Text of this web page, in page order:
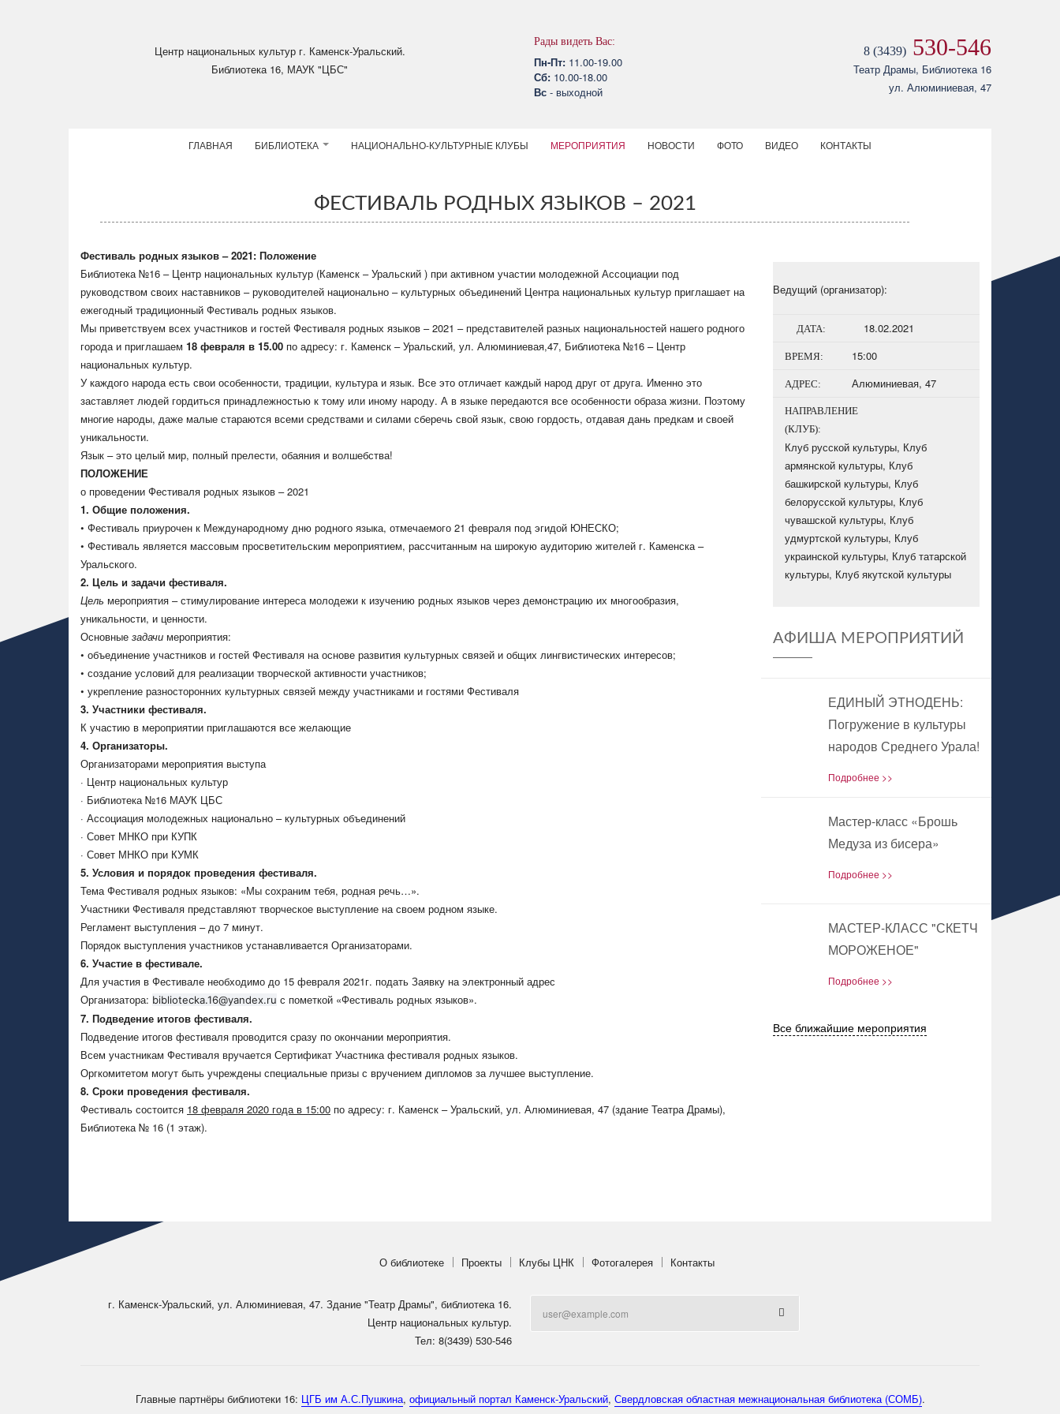
Центр национальных культург. Каменск-Уральский.
Библиотека 16, МАУК "ЦБС"
Рады видеть Вас:
Пн-Пт: 11.00-19.00
Сб: 10.00-18.00
Вс - выходной
8 (3439) 530-546
Театр Драмы, Библиотека 16
ул. Алюминиевая, 47
ГЛАВНАЯ БИБЛИОТЕКА НАЦИОНАЛЬНО-КУЛЬТУРНЫЕ КЛУБЫ МЕРОПРИЯТИЯ НОВОСТИ ФОТО ВИДЕО КОНТАКТЫ
ФЕСТИВАЛЬ РОДНЫХ ЯЗЫКОВ – 2021
Фестиваль родных языков – 2021: Положение
Библиотека №16 – Центр национальных культур (Каменск – Уральский ) при активном участии молодежной Ассоциации под
руководством своих наставников – руководителей национально – культурных объединений Центра национальных культур приглашает на
ежегодный традиционный Фестиваль родных языков.
Мы приветствуем всех участников и гостей Фестиваля родных языков – 2021 – представителей разных национальностей нашего родного
города и приглашаем 18 февраля в 15.00 по адресу: г. Каменск – Уральский, ул. Алюминиевая,47, Библиотека №16 – Центр
национальных культур.
У каждого народа есть свои особенности, традиции, культура и язык. Все это отличает каждый народ друг от друга. Именно это
заставляет людей гордиться принадлежностью к тому или иному народу. А в языке передаются все особенности образа жизни. Поэтому
многие народы, даже малые стараются всеми средствами и силами сберечь свой язык, свою гордость, отдавая дань предкам и своей
уникальности.
Язык – это целый мир, полный прелести, обаяния и волшебства!
ПОЛОЖЕНИЕ
о проведении Фестиваля родных языков – 2021
1. Общие положения.
• Фестиваль приурочен к Международному дню родного языка, отмечаемого 21 февраля под эгидой ЮНЕСКО;
• Фестиваль является массовым просветительским мероприятием, рассчитанным на широкую аудиторию жителей г. Каменска –
Уральского.
2. Цель и задачи фестиваля.
Цель мероприятия – стимулирование интереса молодежи к изучению родных языков через демонстрацию их многообразия,
уникальности, и ценности.
Основные задачи мероприятия:
• объединение участников и гостей Фестиваля на основе развития культурных связей и общих лингвистических интересов;
• создание условий для реализации творческой активности участников;
• укрепление разносторонних культурных связей между участниками и гостями Фестиваля
3. Участники фестиваля.
К участию в мероприятии приглашаются все желающие
4. Организаторы.
Организаторами мероприятия выступа
· Центр национальных культур
· Библиотека №16 МАУК ЦБС
· Ассоциация молодежных национально – культурных объединений
· Совет МНКО при КУПК
· Совет МНКО при КУМК
5. Условия и порядок проведения фестиваля.
Тема Фестиваля родных языков: «Мы сохраним тебя, родная речь…».
Участники Фестиваля представляют творческое выступление на своем родном языке.
Регламент выступления – до 7 минут.
Порядок выступления участников устанавливается Организаторами.
6. Участие в фестивале.
Для участия в Фестивале необходимо до 15 февраля 2021г. подать Заявку на электронный адрес
Организатора: bibliotecka.16@yandex.ru с пометкой «Фестиваль родных языков».
7. Подведение итогов фестиваля.
Подведение итогов фестиваля проводится сразу по окончании мероприятия.
Всем участникам Фестиваля вручается Сертификат Участника фестиваля родных языков.
Оргкомитетом могут быть учреждены специальные призы с вручением дипломов за лучшее выступление.
8. Сроки проведения фестиваля.
Фестиваль состоится 18 февраля 2020 года в 15:00 по адресу: г. Каменск – Уральский, ул. Алюминиевая, 47 (здание Театра Драмы),
Библиотека № 16 (1 этаж).
Ведущий (организатор):
ДАТА: 18.02.2021
ВРЕМЯ: 15:00
АДРЕС: Алюминиевая, 47
НАПРАВЛЕНИЕ
(КЛУБ):
Клуб русской культуры, Клуб
армянской культуры, Клуб
башкирской культуры, Клуб
белорусской культуры, Клуб
чувашской культуры, Клуб
удмуртской культуры, Клуб
украинской культуры, Клуб татарской
культуры, Клуб якутской культуры
АФИША МЕРОПРИЯТИЙ
ЕДИНЫЙ ЭТНОДЕНЬ:
Погружение в культуры
народов Среднего Урала!
Подробнее >>
Мастер-класс «Брошь
Медуза из бисера»
Подробнее >>
МАСТЕР-КЛАСС "СКЕТЧ
МОРОЖЕНОЕ"
Подробнее >>
Все ближайшие мероприятия
О библиотеке Проекты Клубы ЦНК Фотогалерея Контакты
г. Каменск-Уральский, ул. Алюминиевая, 47. Здание "Театр Драмы", библиотека 16.
Центр национальных культур.
Тел: 8(3439) 530-546
Главные партнёры библиотеки 16: ЦГБ им А.С.Пушкина, официальный портал Каменск-Уральский, Свердловская областная межнациональная библиотека (СОМБ).